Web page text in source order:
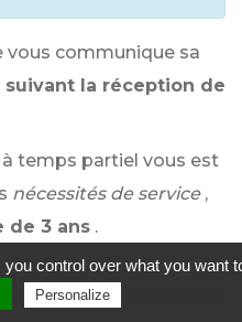
vous communique sa
la réception de
temps partiel vous est
nécessités de service ,
de 3 ans .
temps partiel débute à
ou de reprise de
control over what you want
Personalize